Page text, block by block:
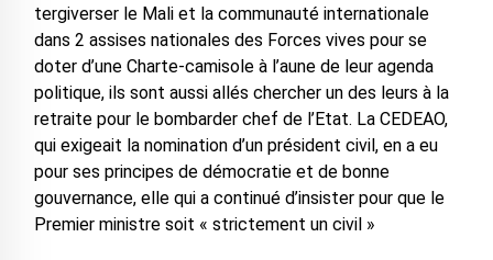
tergiverser le Mali et la communauté internationale
dans 2 assises nationales des Forces vives pour se
doter d’une Charte-camisole à l’aune de leur agenda
politique, ils sont aussi allés chercher un des leurs à la
retraite pour le bombarder chef de l’Etat. La CEDEAO,
qui exigeait la nomination d’un président civil, en a eu
pour ses principes de démocratie et de bonne
gouvernance, elle qui a continué d’insister pour que le
Premier ministre soit « strictement un civil »